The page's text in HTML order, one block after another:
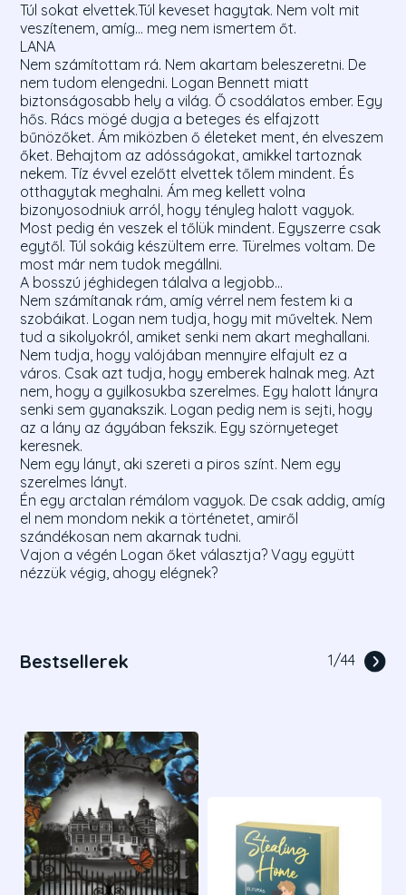
Túl sokat elvettek.Túl keveset hagytak. Nem volt mit
veszítenem, amíg... meg nem ismertem őt.
LANA
Nem számítottam rá. Nem akartam beleszeretni. De
nem tudom elengedni. Logan Bennett miatt
biztonságosabb hely a világ. Ő csodálatos ember. Egy
hős. Rács mögé dugja a beteges és elfajzott
bűnözőket. Ám miközben ő életeket ment, én elveszem
őket. Behajtom az adósságokat, amikkel tartoznak
nekem. Tíz évvel ezelőtt elvettek tőlem mindent. És
otthagytak meghalni. Ám meg kellett volna
bizonyosodniuk arról, hogy tényleg halott vagyok.
Most pedig én veszek el tőlük mindent. Egyszerre csak
egytől. Túl sokáig készültem erre. Türelmes voltam. De
most már nem tudok megállni.
A bosszú jéghidegen tálalva a legjobb...
Nem számítanak rám, amíg vérrel nem festem ki a
szobáikat. Logan nem tudja, hogy mit műveltek. Nem
tud a sikolyokról, amiket senki nem akart meghallani.
Nem tudja, hogy valójában mennyire elfajult ez a
város. Csak azt tudja, hogy emberek halnak meg. Azt
nem, hogy a gyilkosukba szerelmes. Egy halott lányra
senki sem gyanakszik. Logan pedig nem is sejti, hogy
az a lány az ágyában fekszik. Egy szörnyeteget
keresnek.
Nem egy lányt, aki szereti a piros színt. Nem egy
szerelmes lányt.
Én egy arctalan rémálom vagyok. De csak addig, amíg
el nem mondom nekik a történetet, amiről
szándékosan nem akarnak tudni.
Vajon a végén Logan őket választja? Vagy együtt
nézzük végig, ahogy elégnek?
Bestsellerek 1/44